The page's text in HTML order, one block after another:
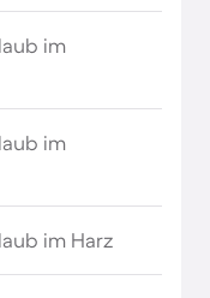
Neuseeland
Norwegen
im
im
im Harz